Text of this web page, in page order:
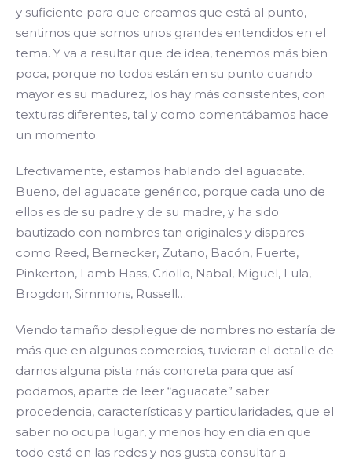
y suficiente para que creamos que está al punto,
sentimos que somos unos grandes entendidos en el
tema. Y va a resultar que de idea, tenemos más bien
poca, porque no todos están en su punto cuando
mayor es su madurez, los hay más consistentes, con
texturas diferentes, tal y como comentábamos hace
un momento.
Efectivamente, estamos hablando del aguacate.
Bueno, del aguacate genérico, porque cada uno de
ellos es de su padre y de su madre, y ha sido
bautizado con nombres tan originales y dispares
como Reed, Bernecker, Zutano, Bacón, Fuerte,
Pinkerton, Lamb Hass, Criollo, Nabal, Miguel, Lula,
Brogdon, Simmons, Russell…
Viendo tamaño despliegue de nombres no estaría de
más que en algunos comercios, tuvieran el detalle de
darnos alguna pista más concreta para que así
podamos, aparte de leer “aguacate” saber
procedencia, características y particularidades, que el
saber no ocupa lugar, y menos hoy en día en que
todo está en las redes y nos gusta consultar a